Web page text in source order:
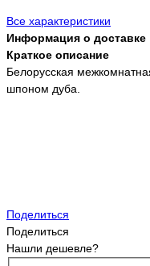
Все характеристики
Информация о доставке
Краткое описание
Белорусская
шпоном дуба.
Поделиться
Поделиться
Нашли дешевле?